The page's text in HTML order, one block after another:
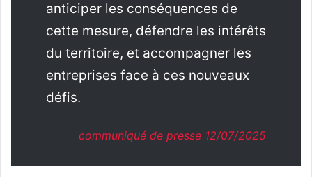
anticiper les conséquences de
cette mesure, défendre les intérêts
du territoire, et accompagner les
entreprises face à ces nouveaux
défis.
communiqué de presse 12/07/2025